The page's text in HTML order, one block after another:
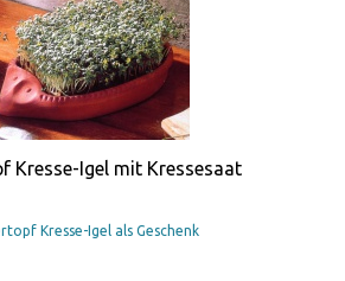
Kresse-Igel mit Kressesaat
Kresse-Igel als Geschenk